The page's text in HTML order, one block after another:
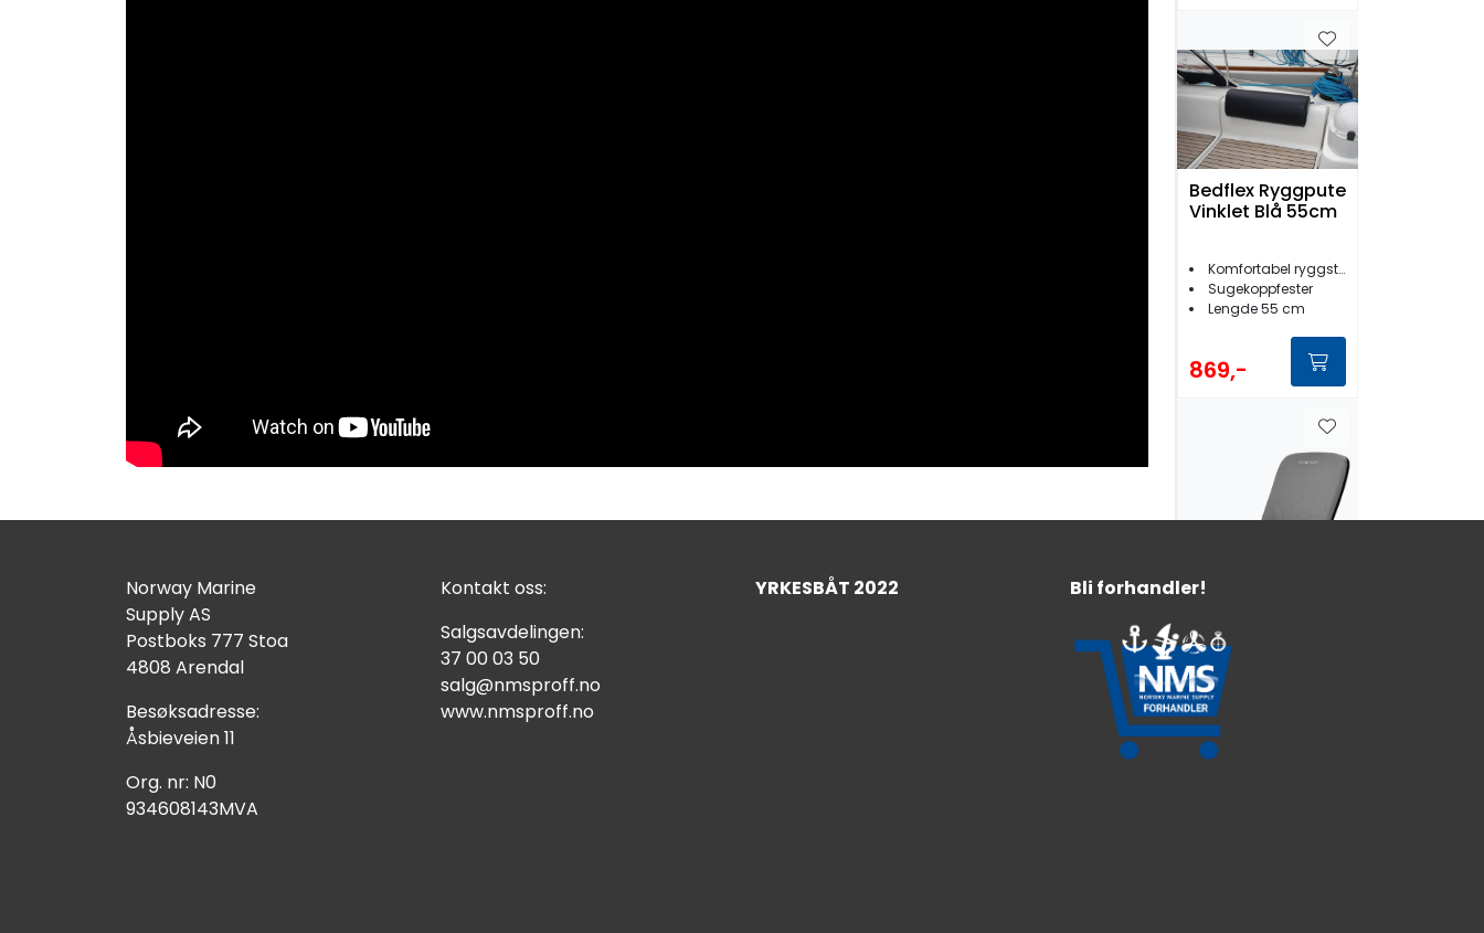
Bedflex Ryggpute
Vinklet Blå 55cm
Komfortabel ryggstøtte
Sugekoppfester
Lengde 55 cm
869,-
Sailcroft Light
sittepute
justerbar mørk
grå
Justerbar rygg 5 vinkler
Vannavvisende/Avtagbart yttertrekk
Antiskli underside
Norway Marine
Supply AS
Postboks 777 Stoa
4808 Arendal
Besøksadresse:
Åsbieveien 11
Org. nr: N0
934608143MVA
Kontakt oss:
Salgsavdelingen:
37 00 03 50
salg@nmsproff.no
www.nmsproff.no
YRKESBÅT 2022 Bli forhandler!